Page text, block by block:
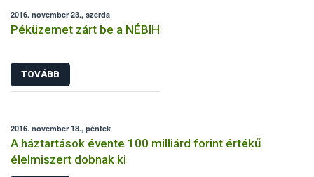
2016. november 23., szerda
Péküzemet zárt be a NÉBIH
TOVÁBB
2016. november 18., péntek
A háztartások évente 100 milliárd forint értékű
élelmiszert dobnak ki